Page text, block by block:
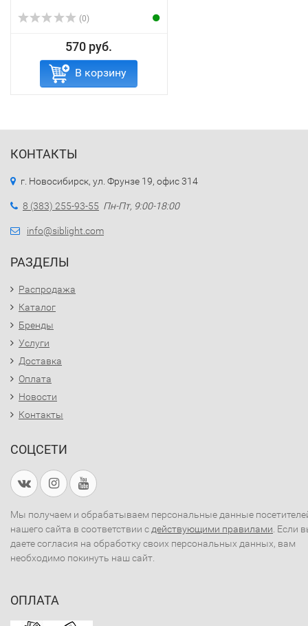
(0)
570 руб.
В корзину
КОНТАКТЫ
г. Новосибирск, ул. Фрунзе 19, офис 314
8 (383) 255-93-55 Пн-Пт, 9:00-18:00
info@siblight.com
РАЗДЕЛЫ
Распродажа
Каталог
Бренды
Услуги
Доставка
Оплата
Новости
Контакты
СОЦСЕТИ
Мы получаем и обрабатываем персональные данные
нашего сайта в соответствии с действующими правилами . Если
даете согласия на обработку своих персональных данных, вам
необходимо покинуть наш сайт.
ОПЛАТА